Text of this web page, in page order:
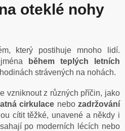
oteklé nohy
který postihuje mnoho lidí.
během teplých letních
strávených na nohách.
vzniknout z různých příčin, jako
cirkulace nebo zadržování
cítit těžké, unavené a někdy i
po moderních lécích nebo